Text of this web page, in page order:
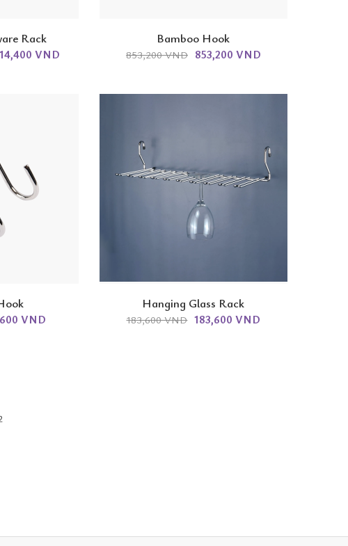
Rack
VND
Bamboo Hook
853,200 VND 853,200 VND
VND
Hanging Glass Rack
183,600 VND 183,600 VND